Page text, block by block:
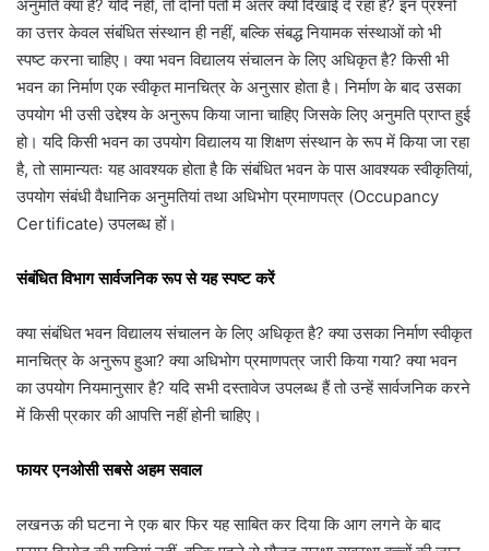
अनुमति क्या हैं? यदि नहीं, तो दोनों पतों में अंतर क्यों दिखाई दे रहा है? इन प्रश्नों
का उत्तर केवल संबंधित संस्थान ही नहीं, बल्कि संबद्ध नियामक संस्थाओं को भी
स्पष्ट करना चाहिए। क्या भवन विद्यालय संचालन के लिए अधिकृत है? किसी भी
भवन का निर्माण एक स्वीकृत मानचित्र के अनुसार होता है। निर्माण के बाद उसका
उपयोग भी उसी उद्देश्य के अनुरूप किया जाना चाहिए जिसके लिए अनुमति प्राप्त हुई
हो। यदि किसी भवन का उपयोग विद्यालय या शिक्षण संस्थान के रूप में किया जा रहा
है, तो सामान्यतः यह आवश्यक होता है कि संबंधित भवन के पास आवश्यक स्वीकृतियां,
उपयोग संबंधी वैधानिक अनुमतियां तथा अधिभोग प्रमाणपत्र (Occupancy
Certificate) उपलब्ध हों।
संबंधित विभाग सार्वजनिक रूप से यह स्पष्ट करें
क्या संबंधित भवन विद्यालय संचालन के लिए अधिकृत है? क्या उसका निर्माण स्वीकृत
मानचित्र के अनुरूप हुआ? क्या अधिभोग प्रमाणपत्र जारी किया गया? क्या भवन
का उपयोग नियमानुसार है? यदि सभी दस्तावेज उपलब्ध हैं तो उन्हें सार्वजनिक करने
में किसी प्रकार की आपत्ति नहीं होनी चाहिए।
फायर एनओसी सबसे अहम सवाल
लखनऊ की घटना ने एक बार फिर यह साबित कर दिया कि आग लगने के बाद